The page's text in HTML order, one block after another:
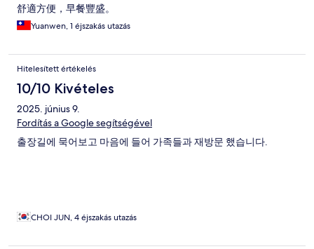
舒適方便，早餐豐盛。
Yuanwen, 1 éjszakás utazás
Hitelesített értékelés
10/10 Kivételes
2025. június 9.
Fordítás a Google segítségével
출장길에 묵어보고 마음에 들어 가족들과 재방문 했습니다.
CHOI JUN, 4 éjszakás utazás